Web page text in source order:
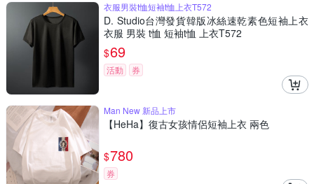
衣服男裝t恤短袖t恤上衣T572
D. Studio台灣發貨韓版冰絲速乾素色短袖上衣
衣服 男裝 t恤 短袖t恤 上衣T572
$69
活動 券
Man New 新品上市
【HeHa】復古女孩情侶短袖上衣 兩色
$780
券